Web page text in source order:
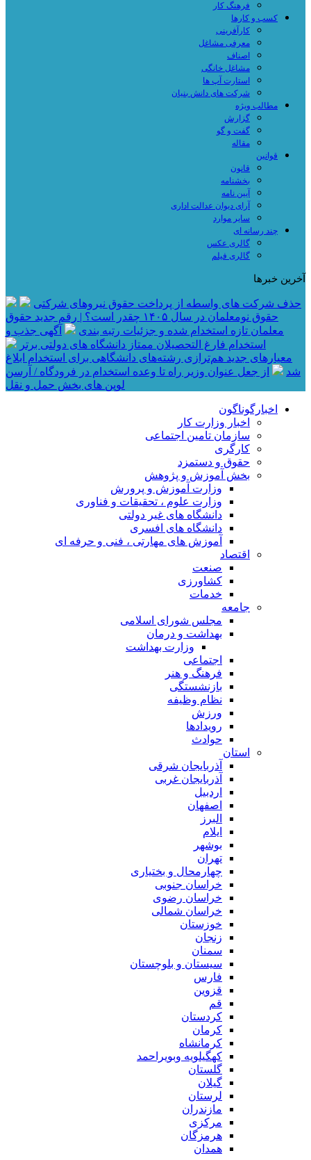
فرهنگ کار
کسب و کارها
کارآفرینی
معرفی مشاغل
اصناف
مشاغل خانگی
استارت آپ ها
شرکت های دانش بنیان
مطالب ویژه
گزارش
گفت و گو
مقاله
قوانین
قانون
بخشنامه
آیین نامه
آرای دیوان عدالت اداری
سایر موارد
چند رسانه ای
گالری عکس
گالری فیلم
آخرین خبرها
حذف شرکت های واسطه از پرداخت حقوق نیروهای شرکتی
حقوق نومعلمان در سال ۱۴۰۵ چقدر است؟ | رقم جدید حقوق
معلمان تازه استخدام شده و جزئیات رتبه بندی
آگهی جذب و
استخدام فارغ التحصیلان ممتاز دانشگاه های دولتی برتر
معیار‌های جدید هم‌ترازی رشته‌های دانشگاهی برای استخدام ابلاغ
شد
از جعل عنوان وزیر راه تا وعده استخدام در فرودگاه / آرسن
لوپن های بخش حمل و نقل
اخبارگوناگون
اخبار وزارت کار
سازمان تامین اجتماعی
کارگری
حقوق و دستمزد
بخش آموزش و پژوهش
وزارت آموزش و پرورش
وزارت علوم ، تحقیقات و فناوری
دانشگاه های غیر دولتی
دانشگاه های افسری
آموزش های مهارتی ، فنی و حرفه ای
اقتصاد
صنعت
کشاورزی
خدمات
جامعه
مجلس شورای اسلامی
بهداشت و درمان
وزارت بهداشت
اجتماعی
فرهنگ و هنر
بازنشستگی
نظام وظیفه
ورزش
رویدادها
حوادث
استان
آذربایجان شرقی
آذربایجان غربی
اردبیل
اصفهان
البرز
ایلام
بوشهر
تهران
چهارمحال و بختیاری
خراسان جنوبی
خراسان رضوی
خراسان شمالی
خوزستان
زنجان
سمنان
سیستان و بلوچستان
فارس
قزوین
قم
کردستان
کرمان
کرمانشاه
کهگیلویه وبویراحمد
گلستان
گیلان
لرستان
مازندران
مرکزی
هرمزگان
همدان